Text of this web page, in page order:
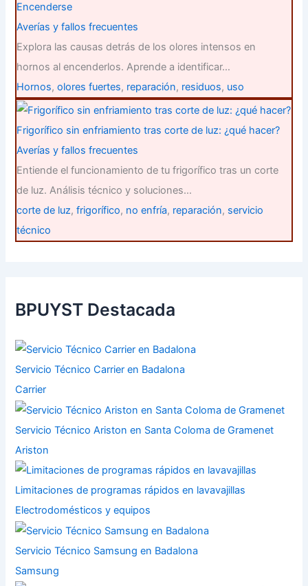
Encenderse
Averías y fallos frecuentes
Explora las causas detrás de los olores intensos en
hornos al encenderlos. Aprende a identificar…
Hornos,olores fuertes, reparación, residuos, uso
Frigorífico sin enfriamiento tras corte de luz: ¿qué hacer?
Averías y fallos frecuentes
Entiende el funcionamiento de tu frigorífico tras un corte
de luz. Análisis técnico y soluciones…
corte de luz,frigorífico, no enfría, reparación, servicio
técnico
BPUYST Destacada
Servicio Técnico Carrier en Badalona
Carrier
Servicio Técnico Ariston en Santa Coloma de Gramenet
Ariston
Limitaciones de programas rápidos en lavavajillas
Electrodomésticos y equipos
Servicio Técnico Samsung en Badalona
Samsung